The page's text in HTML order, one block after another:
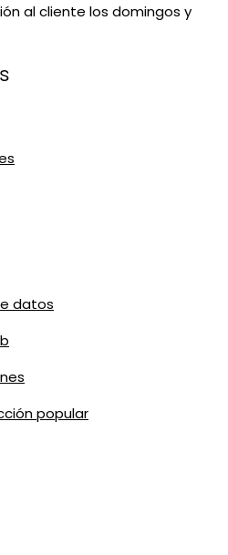
al cliente los domingos y
datos
popular